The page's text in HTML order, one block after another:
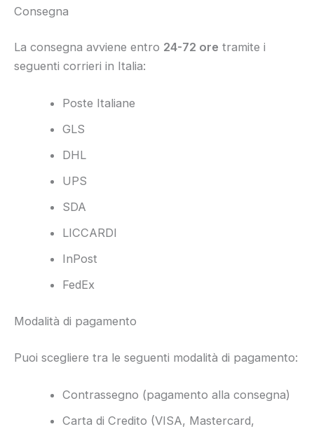
Consegna
La consegna avviene entro 24-72 ore tramite i
seguenti corrieri in Italia:
Poste Italiane
GLS
DHL
UPS
SDA
LICCARDI
InPost
FedEx
Modalità di pagamento
Puoi scegliere tra le seguenti modalità di pagamento:
Contrassegno (pagamento alla consegna)
Carta di Credito (VISA, Mastercard,